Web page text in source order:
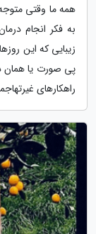
همه ما وقتی
به فکر انجام
زیبایی که این
پی صورت یا همان
راهکارهای